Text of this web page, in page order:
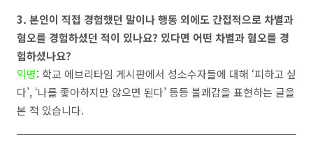
3. 본인이 직접 경험했던 말이나 행동 외에도 간접적으로 차별과
혐오를 경험하셨던 적이 있나요? 있다면 어떤 차별과 혐오를 경
험하셨나요?
익명: 학교 에브리타임 게시판에서 성소수자들에 대해 ‘피하고 싶
다’, ‘나를 좋아하지만 않으면 된다’등등 불쾌감을 표현하는 글을
본 적 있습니다.